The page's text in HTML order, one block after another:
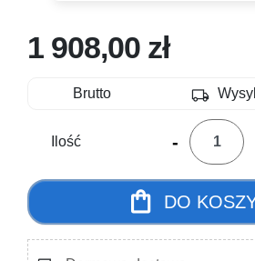
1 908,00 zł
Brutto local_shipping
Ilość -
shopping_bag DO